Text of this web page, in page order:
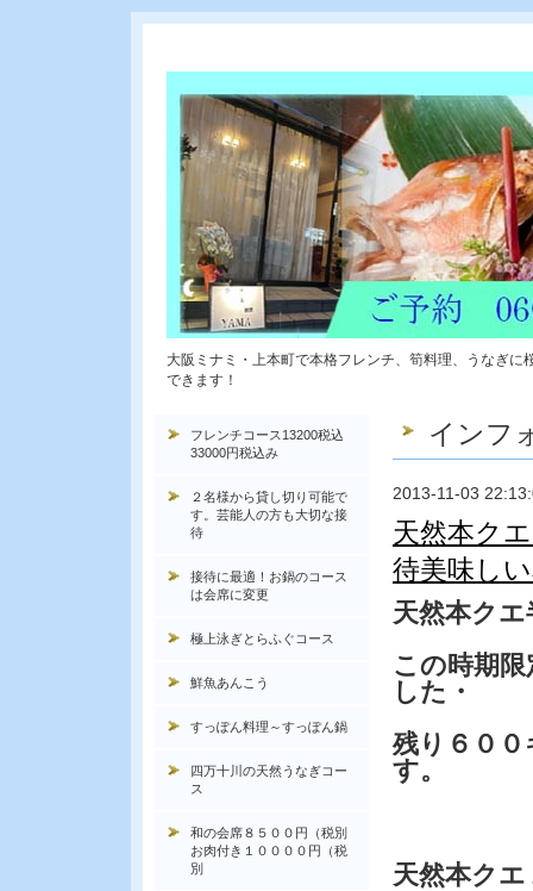
大阪ミナミ・上本町で本格フレンチ、筍料理、うなぎ
できます！
インフ
2013-11-03
天然本ク
待美味し
天然本ク
この時期
した・
残り６０
す。
天然本ク
フレンチコース13200税込
33000円税込み
２名様から貸し切り可能で
す。芸能人の方も大切な接
待
接待に最適！お鍋のコース
は会席に変更
極上泳ぎとらふぐコース
鮮魚あんこう
すっぽん料理～すっぽん鍋
四万十川の天然うなぎコー
ス
和の会席８５００円（税別
お肉付き１００００円（税
別